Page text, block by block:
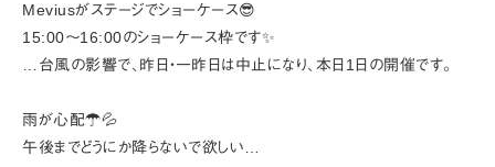
Meviusがステージでショーケース😎
15:00〜16:00のショーケース枠です✨
…台風の影響で、昨日・一昨日は中止になり、本日1日の開催です。
雨が心配☂️💦
午後までどうにか降らないで欲しい…